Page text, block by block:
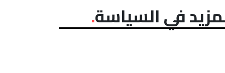
في السياسة